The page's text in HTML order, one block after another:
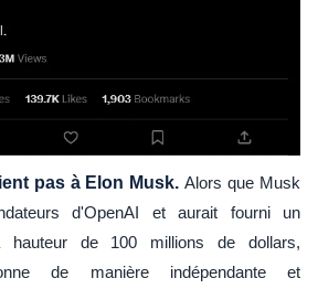
pas à Elon Musk.Alors que Musk
d'OpenAI et aurait fourni un
hauteur de 100 millions de dollars,
de manière indépendante et